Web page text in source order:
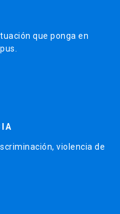
que ponga en
violencia de